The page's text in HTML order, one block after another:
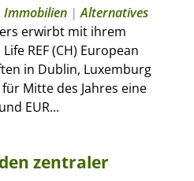
Immobilien |Alternatives
erwirbt mit ihrem
REF (CH) European
in Dublin, Luxemburg
Mitte des Jahres eine
EUR...
zentraler